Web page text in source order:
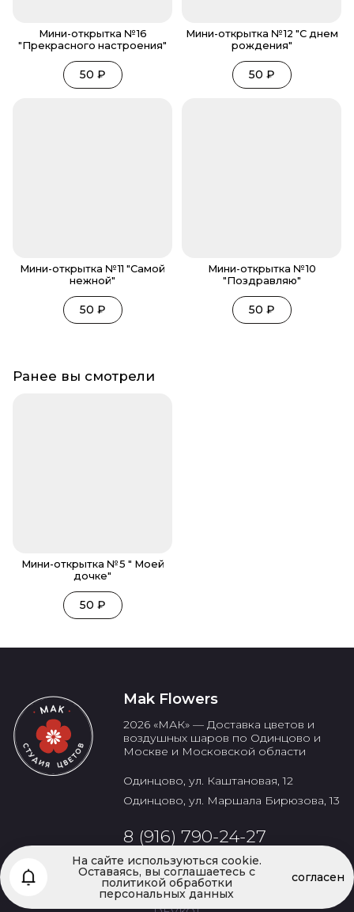
Мини-открытка №16
"Прекрасного настроения"
50 ₽
Мини-открытка №12 "С днем
рождения"
50 ₽
Мини-открытка №11 "Самой
нежной"
50 ₽
Мини-открытка №10
"Поздравляю"
50 ₽
Ранее вы смотрели
Мини-открытка №5 " Моей
дочке"
50 ₽
Mak Flowers
2026 «МАК» — Доставка цветов и
воздушных шаров по Одинцово и
Москве и Московской области
Одинцово, ул. Каштановая, 12
Одинцово, ул. Маршала Бирюзова, 13
8 (916) 790-24-27
2026- All rights reserved. Сайт разработан
На сайте используються cookie.
Оставаясь, вы соглашаетесь с
политикой обработки
персональных данных
согласен